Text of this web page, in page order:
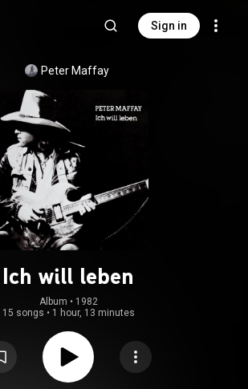
Sign in
Peter Maffay
Ich will leben
Album • 1982
15 songs • 1 hour, 13 minutes